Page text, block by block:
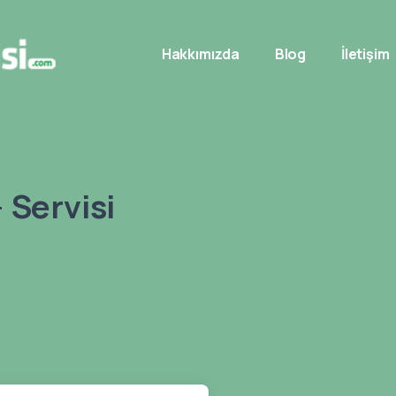
Hakkımızda Blog İletişim
Servisi